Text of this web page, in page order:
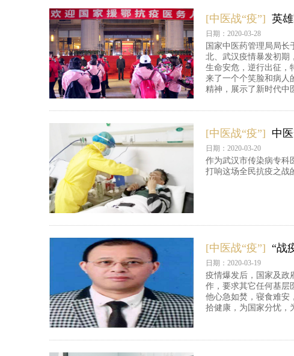
[中医战“疫”] 英
日期：2020-03-28
国家中医药管理局局
北、武汉疫情暴发初期
生命安危，逆行出征，
来了一个个笑脸和病人
精神，展示了新时代中
[中医战“疫”] 中
日期：2020-03-20
作为武汉市传染病专科
打响这场全民抗疫之战
[中医战“疫”] “战
日期：2020-03-19
疫情爆发后，国家及政
作，要求其它任何基层
他心急如焚，寝食难安
拾健康，为国家分忧，